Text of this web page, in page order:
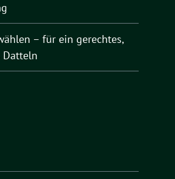
– für ein gerechtes,
Datteln